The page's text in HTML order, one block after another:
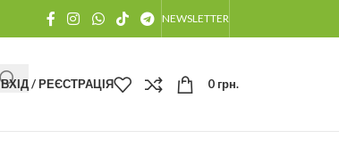
NEWSLETTER
ВХІД / РЕЄСТРАЦІЯ 0 грн.